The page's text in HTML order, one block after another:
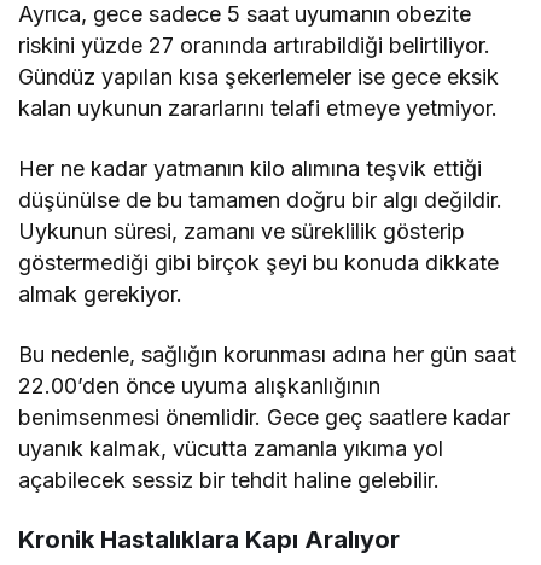
Ayrıca, gece sadece 5 saat uyumanın obezite
riskini yüzde 27 oranında artırabildiği belirtiliyor.
Gündüz yapılan kısa şekerlemeler ise gece eksik
kalan uykunun zararlarını telafi etmeye yetmiyor.
Her ne kadar yatmanın kilo alımına teşvik ettiği
düşünülse de bu tamamen doğru bir algı değildir.
Uykunun süresi, zamanı ve süreklilik gösterip
göstermediği gibi birçok şeyi bu konuda dikkate
almak gerekiyor.
Bu nedenle, sağlığın korunması adına her gün saat
22.00’den önce uyuma alışkanlığının
benimsenmesi önemlidir. Gece geç saatlere kadar
uyanık kalmak, vücutta zamanla yıkıma yol
açabilecek sessiz bir tehdit haline gelebilir.
Kronik Hastalıklara Kapı Aralıyor